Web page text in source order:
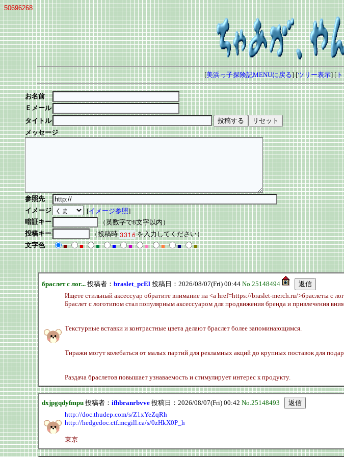
50696268
[美浜っ子探険記MENUに戻る] [ツリー表示] [ト
お名前
Ｅメール
タイトル
メッセージ
参照先
イメージ
[イメージ参照]
暗証キー
（英数字で8文字以内）
投稿キー
（投稿時
を入力してください）
文字色
■ ■ ■ ■ ■ ■ ■ ■ ■
браслет с лог...投稿者： braslet_pcEl 投稿日：2026/08/07(Fri) 00:44 No.25148494
Ищете стильный аксессуар обратите внимание на <a href=https://braslet-merch.ru/>браслеты с
Браслет с логотипом стал популярным аксессуаром для продвижения бренда и привлечения
Текстурные вставки и контрастные цвета делают браслет более запоминающимся.
Тиражи могут колебаться от малых партий для рекламных акций до крупных поставок для
Раздача браслетов повышает узнаваемость и стимулирует интерес к продукту.
dxjpgqdyfmpu投稿者： ifhbranrbvve投稿日：2026/08/07(Fri) 00:42 No.25148493
http://doc.thudep.com/s/Z1xYeZqRh
http://hedgedoc.ctf.mcgill.ca/s/0zHkX0P_h
東京